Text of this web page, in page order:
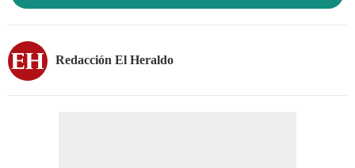
Redacción El Heraldo